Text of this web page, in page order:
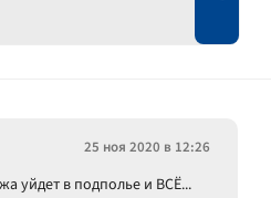
25 ноя 2020 в 12:26
уйдет в подполье и ВСЁ...